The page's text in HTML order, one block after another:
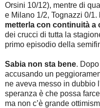
Orsini 10/12), mentre di
e Milano 1/2, Tognazzi 0/1.
metterla con continuità a
dei crucci di tutta la
primo episodio della
Sabia non sta bene.
accusando un
ne aveva messo in dubbio
speranza è che possa
ma non c’è grande